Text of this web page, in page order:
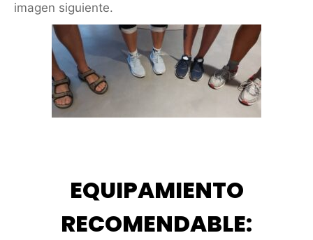
imagen siguiente.
EQUIPAMIENTO
RECOMENDABLE: